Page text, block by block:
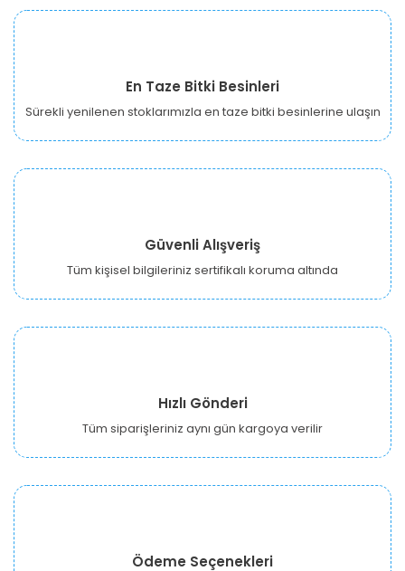
En Taze Bitki Besinleri
Sürekli yenilenen stoklarımızla en taze bitki besinlerine ulaşın
Güvenli Alışveriş
Tüm kişisel bilgileriniz sertifikalı koruma altında
Hızlı Gönderi
Tüm siparişleriniz aynı gün kargoya verilir
Ödeme Seçenekleri